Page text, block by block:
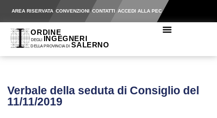
AREA RISERVATA CONVENZIONI CONTATTI ACCEDI ALLA PEC
Verbale della seduta di Consiglio del
11/11/2019